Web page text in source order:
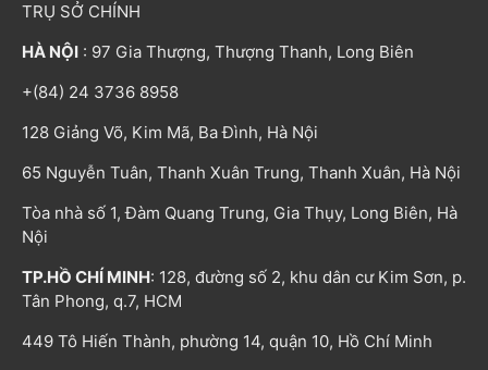
TRỤ SỞ CHÍNH
HÀ NỘI : 97 Gia Thượng, Thượng Thanh, Long Biên
+(84) 24 3736 8958
128 Giảng Võ, Kim Mã, Ba Đình, Hà Nội
65 Nguyễn Tuân, Thanh Xuân Trung, Thanh Xuân, Hà Nội
Tòa nhà số 1, Đàm Quang Trung, Gia Thụy, Long Biên, Hà
Nội
TP.HỒ CHÍ MINH: 128, đường số 2, khu dân cư Kim Sơn, p.
Tân Phong, q.7, HCM
449 Tô Hiến Thành, phường 14, quận 10, Hồ Chí Minh